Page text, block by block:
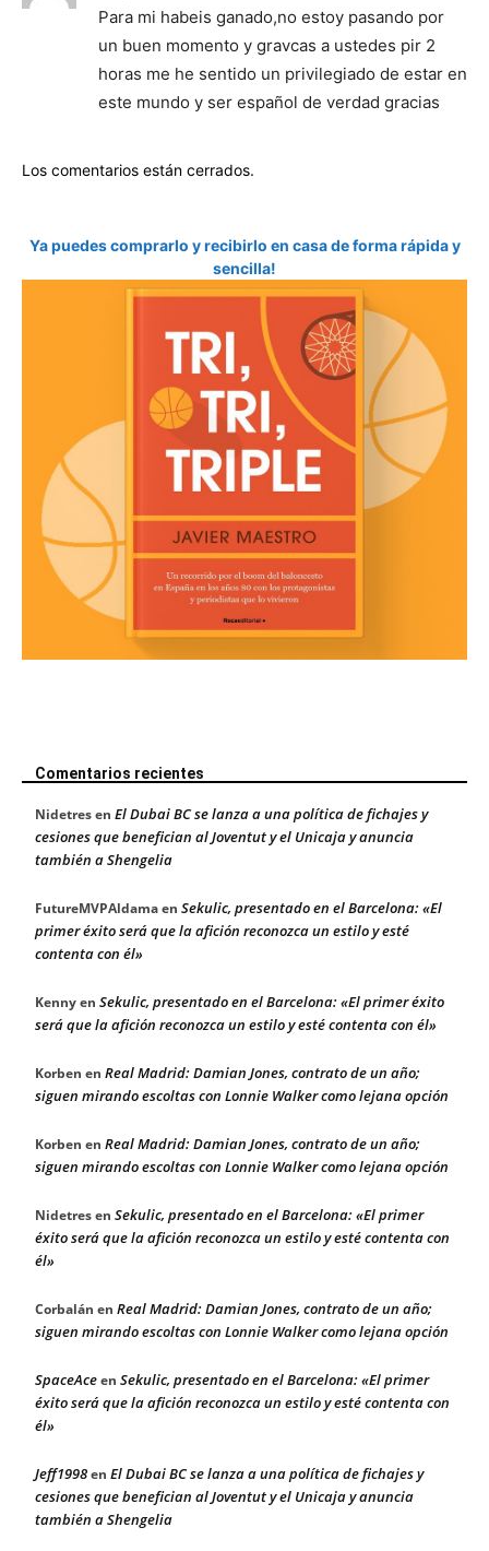
Para mi habeis ganado,no estoy pasando por
un buen momento y gravcas a ustedes pir 2
horas me he sentido un privilegiado de estar en
este mundo y ser español de verdad gracias
Los comentarios están cerrados.
Ya puedes comprarlo y recibirlo en casa de forma rápida y
sencilla!
Comentarios recientes
Nidetresen El Dubai BC se lanza a una política de fichajes y
cesiones que benefician al Joventut y el Unicaja y anuncia
también a Shengelia
FutureMVPAldamaen Sekulic, presentado en el Barcelona: «El
primer éxito será que la afición reconozca un estilo y esté
contenta con él»
Kennyen Sekulic, presentado en el Barcelona: «El primer éxito
será que la afición reconozca un estilo y esté contenta con él»
Korben en Real Madrid: Damian Jones, contrato de un año;
siguen mirando escoltas con Lonnie Walker como lejana opción
Korben en Real Madrid: Damian Jones, contrato de un año;
siguen mirando escoltas con Lonnie Walker como lejana opción
Nidetresen Sekulic, presentado en el Barcelona: «El primer
éxito será que la afición reconozca un estilo y esté contenta con
él»
Corbalán en Real Madrid: Damian Jones, contrato de un año;
siguen mirando escoltas con Lonnie Walker como lejana opción
SpaceAceen Sekulic, presentado en el Barcelona: «El primer
éxito será que la afición reconozca un estilo y esté contenta con
él»
Jeff1998en El Dubai BC se lanza a una política de fichajes y
cesiones que benefician al Joventut y el Unicaja y anuncia
también a Shengelia